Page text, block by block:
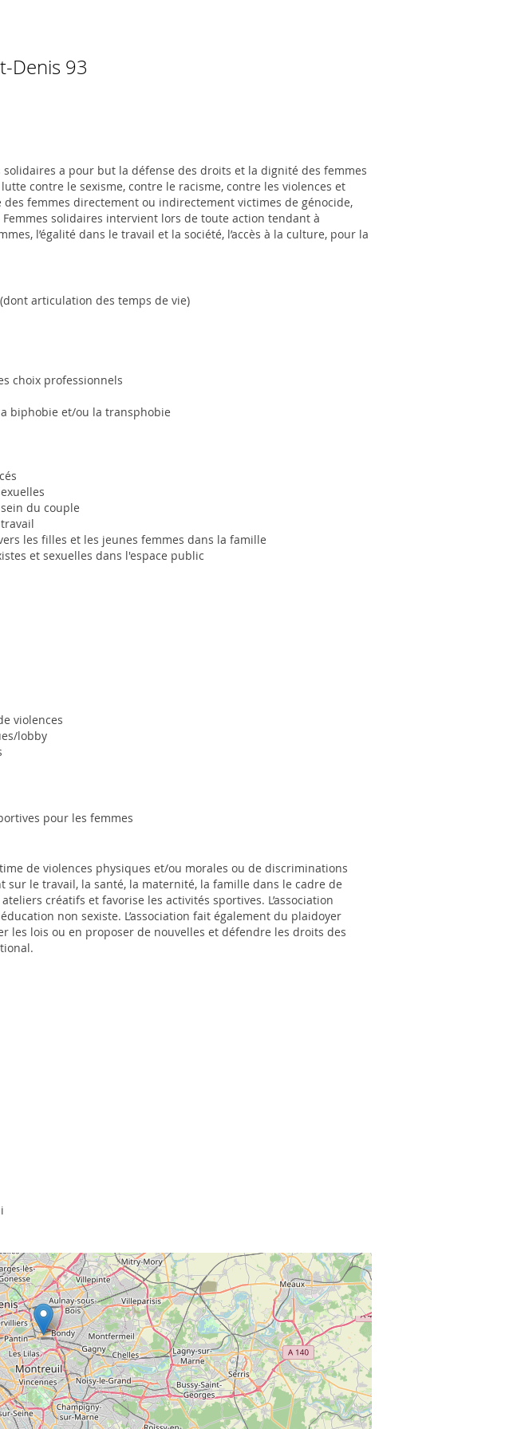
Denis 93
a pour but la défense des droits et la dignité des femmes
contre le sexisme, contre le racisme, contre les violences et
des femmes directement ou indirectement victimes de génocide,
solidaires intervient lors de toute action tendant à
l’égalité dans le travail et la société, l’accès à la culture, pour la
articulation des temps de vie)
choix professionnels
biphobie et/ou la transphobie
du couple
les filles et les jeunes femmes dans la famille
et sexuelles dans l'espace public
violences
lobby
pour les femmes
de violences physiques et/ou morales ou de discriminations
sur le travail, la santé, la maternité, la famille dans le cadre de
créatifs et favorise les activités sportives. L’association
non sexiste. L’association fait également du plaidoyer
les lois ou en proposer de nouvelles et défendre les droits des